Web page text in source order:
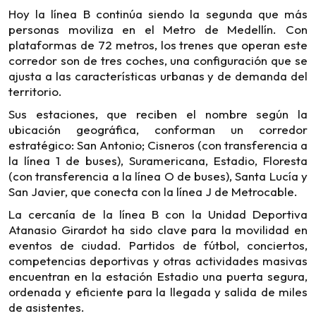
Hoy la línea B continúa siendo la segunda que más
personas moviliza en el Metro de Medellín. Con
plataformas de 72 metros, los trenes que operan este
corredor son de tres coches, una configuración que se
ajusta a las características urbanas y de demanda del
territorio.
Sus estaciones, que reciben el nombre según la
ubicación geográfica, conforman un corredor
estratégico: San Antonio; Cisneros (con transferencia a
la línea 1 de buses), Suramericana, Estadio, Floresta
(con transferencia a la línea O de buses), Santa Lucía y
San Javier, que conecta con la línea J de Metrocable.
La cercanía de la línea B con la Unidad Deportiva
Atanasio Girardot ha sido clave para la movilidad en
eventos de ciudad. Partidos de fútbol, conciertos,
competencias deportivas y otras actividades masivas
encuentran en la estación Estadio una puerta segura,
ordenada y eficiente para la llegada y salida de miles
de asistentes.